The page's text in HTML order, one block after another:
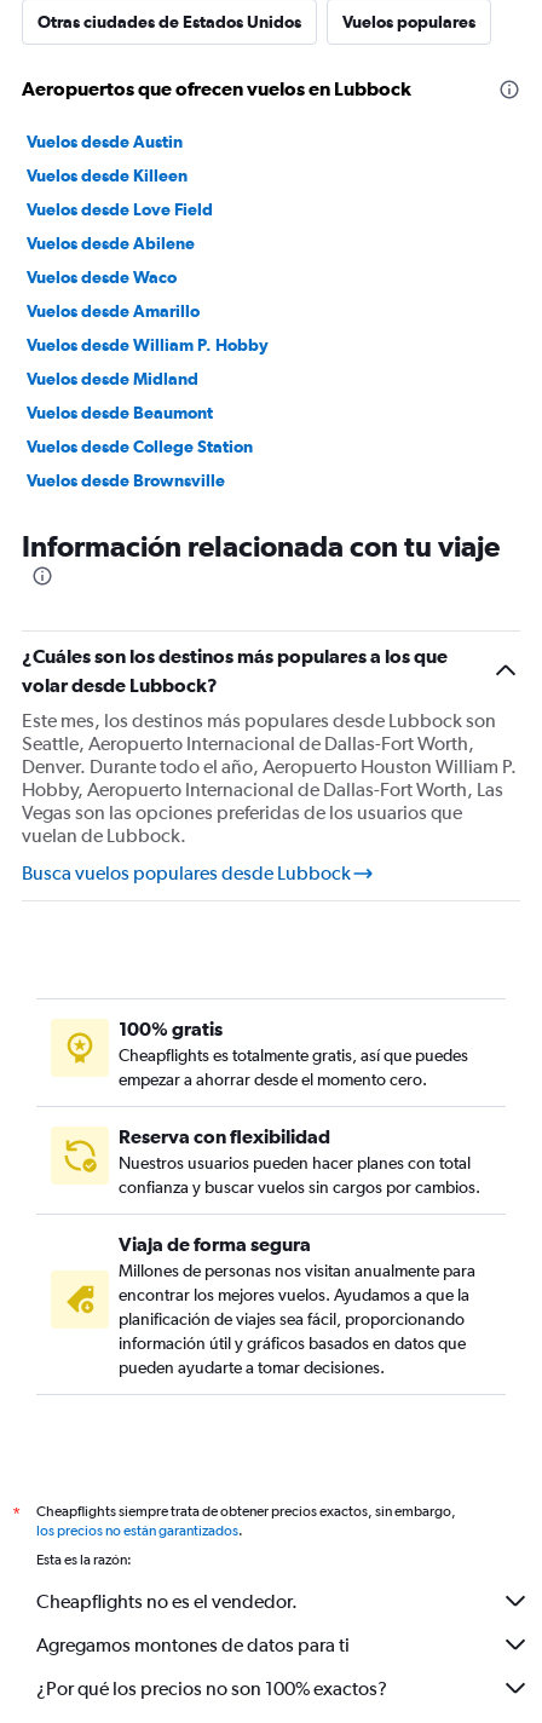
Otras ciudades de Estados Unidos Vuelos populares
Aeropuertos que ofrecen vuelos en Lubbock
Vuelos desde Austin
Vuelos desde Killeen
Vuelos desde Love Field
Vuelos desde Abilene
Vuelos desde Waco
Vuelos desde Amarillo
Vuelos desde William P. Hobby
Vuelos desde Midland
Vuelos desde Beaumont
Vuelos desde College Station
Vuelos desde Brownsville
Vuelos desde Laredo
Vuelos desde Corpus Christi
Vuelos desde El Paso
Vuelos desde Carlsbad
Vuelos desde Harlingen
Vuelos desde Tyler
Vuelos desde San Antonio
Vuelos desde Wichita Falls
Vuelos desde Victoria
Información relacionada con tu viaje
¿Cuáles son los destinos más populares a los que
volar desde Lubbock?
Este mes, los destinos más populares desde Lubbock son
Seattle, Aeropuerto Internacional de Dallas-Fort Worth,
Denver. Durante todo el año, Aeropuerto Houston William P.
Hobby, Aeropuerto Internacional de Dallas-Fort Worth, Las
Vegas son las opciones preferidas de los usuarios que
vuelan de Lubbock.
Busca vuelos populares desde Lubbock
100% gratis
Cheapflights es totalmente gratis, así que puedes
empezar a ahorrar desde el momento cero.
Reserva con flexibilidad
Nuestros usuarios pueden hacer planes con total
confianza y buscar vuelos sin cargos por cambios.
Viaja de forma segura
Millones de personas nos visitan anualmente para
encontrar los mejores vuelos. Ayudamos a que la
planificación de viajes sea fácil, proporcionando
información útil y gráficos basados en datos que
pueden ayudarte a tomar decisiones.
*
Cheapflights siempre trata de obtener precios exactos, sin embargo,
los precios no están garantizados.
Esta es la razón:
Cheapflights no es el vendedor.
Agregamos montones de datos para ti
¿Por qué los precios no son 100% exactos?